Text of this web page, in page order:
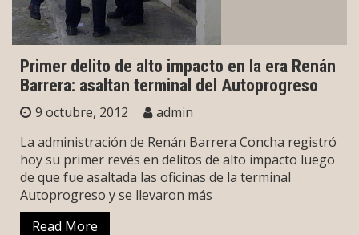
Primer delito de alto impacto en la era Renán
Barrera: asaltan terminal del Autoprogreso
9 octubre, 2012
admin
La administración de Renán Barrera Concha registró
hoy su primer revés en delitos de alto impacto luego
de que fue asaltada las oficinas de la terminal
Autoprogreso y se llevaron más
Read More